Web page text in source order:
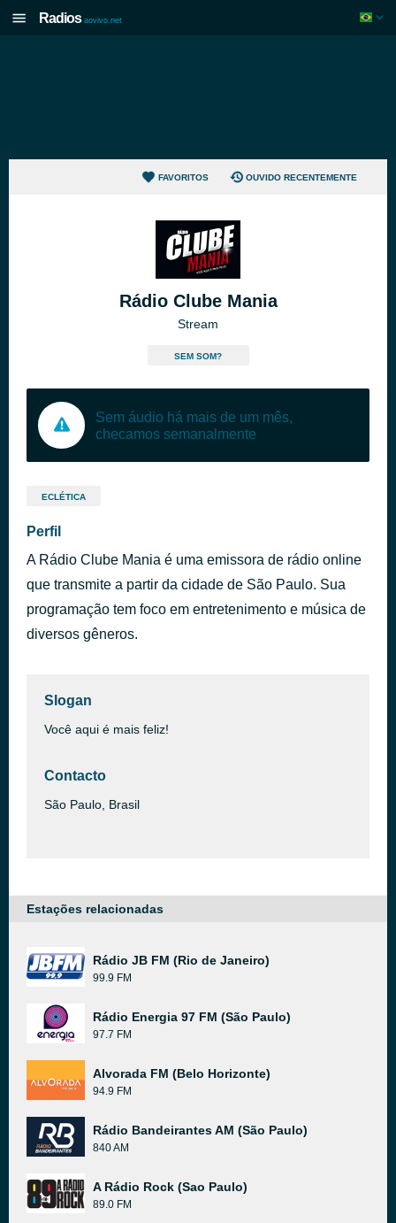
Radios aovivo.net
FAVORITOS OUVIDO RECENTEMENTE
Rádio Clube Mania
Stream
SEM SOM?
Sem áudio há mais de um mês,
checamos semanalmente
ECLÉTICA
Perfil
A Rádio Clube Mania é uma emissora de rádio online
que transmite a partir da cidade de São Paulo. Sua
programação tem foco em entretenimento e música de
diversos gêneros.
Slogan
Você aqui é mais feliz!
Contacto
São Paulo, Brasil
Estações relacionadas
Rádio JB FM (Rio de Janeiro)
99.9 FM
Rádio Energia 97 FM (São Paulo)
97.7 FM
Alvorada FM (Belo Horizonte)
94.9 FM
Rádio Bandeirantes AM (São Paulo)
840 AM
A Rádio Rock (Sao Paulo)
89.0 FM